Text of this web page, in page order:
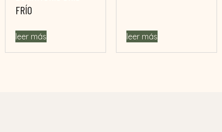
FRÍO
leer más leer más